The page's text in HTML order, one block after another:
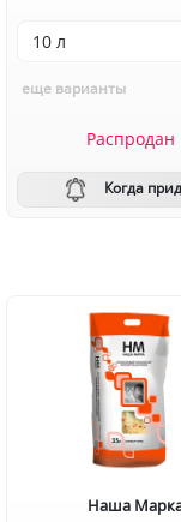
еще варианты
Распродан
Когда
Наша